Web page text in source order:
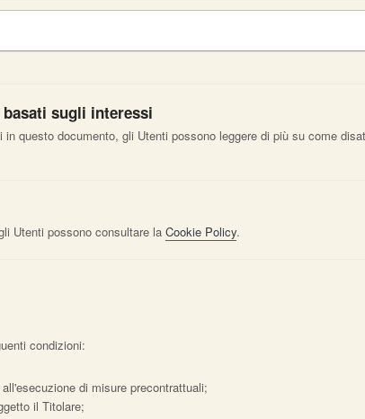
sugli interessi
questo documento, gli Utenti possono leggere di più su come
Utenti possono consultare la Cookie Policy.
condizioni:
di misure precontrattuali;
il Titolare;